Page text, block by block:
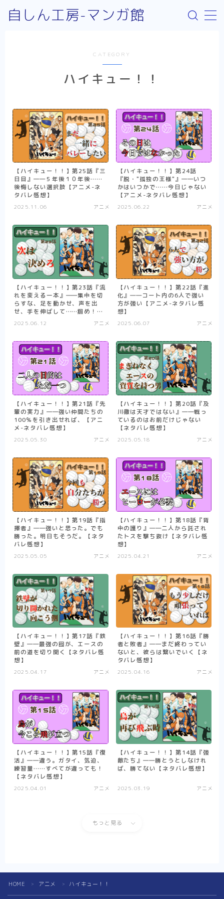
自しん工房-マンガ館
取り扱いジャンルについて
リンク：外部サイト
お知らせ
少年漫画
Helck（comic）
SPY×FAMILY
不徳のギルド
異剣戦記ヴェルンディオ
ひねくれ騎士とふわふわ姫様
その他
少女漫画
転生悪女の黒歴史
推したいしております
婚約者は溺愛のふり
死に戻り令嬢のルチェッタ
末永くよろしくお願いします
そのメイド、危険につき
その他
単発紹介
アニメ
ハイキュー！！
夏目友人帳
WIND BREAKER
SAKAMOTO DAYS
Helck（アニメ）
不徳のギルド（アニメ）
悪役令嬢転生おじさん
逃げ上手の若君
まとめ
（Helck）の物語【まとめ】
【アニメ】筋肉はすべてを解決する！ なマ
ッシュル-MASHLE-の物語【まとめ】
【ハイキュー！！】熱いスポーツ（バレーボ
ール）のネタバレ感想【アニメ-まとめ】
【夏目友人帳第1期】それは一人ぼっちが苦
しいと苦しんでいた少年の、妖と人をつなぐ
物語【アニメ-ネタバレ感想まとめ】
【WIND BREAKER】一人の孤独な少年が、
英雄になる話は好きですか？-はい好きです
町中のマスコットへ転職しました【アニメ-
【悪役令嬢転生おじさん】見た目は悪役令
嬢！ 中身は……おじさん！【アニメ-ネタバ
レ感想まとめ】
CATEGORY
ハイキュー！！
【ハイキュー！！】第25話『三
日目』――５年後１０年後……
後悔しない選択肢【アニメ-ネ
タバレ感想】
2025.11.06 アニメ
【ハイキュー！！】第24話
『脱・"孤独の王様"』――いつ
かはいつかで……今日じゃない
【アニメ-ネタバレ感想】
2025.06.22 アニメ
【ハイキュー！！】第23話『流
れを変える一本』――集中を切
らすな、足を動かせ、声を出
せ、手を伸ばして……掴め！
2025.06.12 アニメ
【ハイキュー！！】第22話『進
化』――コート内の6人で強い
方が強い【アニメ-ネタバレ感
想】
2025.06.07 アニメ
【ハイキュー！！】第21話『先
輩の実力』――強い仲間たちの
100％を引き出せれば、【アニ
メ-ネタバレ感想】
2025.05.30 アニメ
【ハイキュー！！】第20話『及
川徹は天才ではない』――戦っ
ているのはお前だけじゃない
【ネタバレ感想】
2025.05.18 アニメ
【ハイキュー！！】第19話『指
揮者』――強いと思った。でも
勝った。明日もそうだ。【ネタ
バレ感想】
2025.05.05 アニメ
【ハイキュー！！】第18話『背
中の護り』――二人から託され
たトスを撃ち抜け【ネタバレ感
想】
2025.04.21 アニメ
【ハイキュー！！】第17話『鉄
壁』――最強の囮が、エースの
前の道を切り開く【ネタバレ感
想】
2025.04.17 アニメ
【ハイキュー！！】第16話『勝
者と敗者』――まだ終わってい
ないと、彼らは繋いでいく【ネ
タバレ感想】
2025.04.16 アニメ
【ハイキュー！！】第15話『復
活』――違う。ガタイ、気迫、
練習量……すべてが違っても！
【ネタバレ感想】
2025.04.01 アニメ
【ハイキュー！！】第14話『強
敵たち』――勝とうとしなけれ
ば、勝てない【ネタバレ感想】
2025.03.19 アニメ
もっと見る
HOME ＞ アニメ ＞ ハイキュー！！